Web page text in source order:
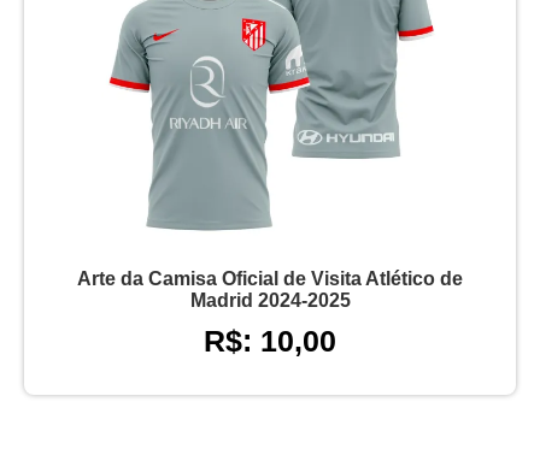
Arte da Camisa Oficial de Visita Atlético de
Madrid 2024-2025
R$: 10,00